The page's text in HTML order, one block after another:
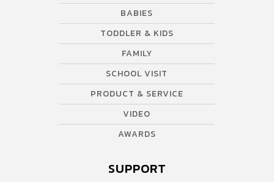
BABIES
TODDLER & KIDS
FAMILY
SCHOOL VISIT
PRODUCT & SERVICE
VIDEO
AWARDS
SUPPORT